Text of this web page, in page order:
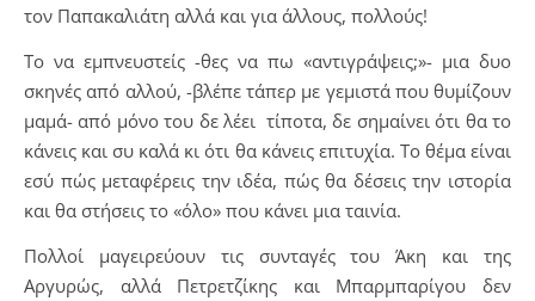
τον Παπακαλιάτη αλλά και για άλλους, πολλούς!
Το να εμπνευστείς -θες να πω «αντιγράψεις;»- μια δυο
σκηνές από αλλού, -βλέπε τάπερ με γεμιστά που θυμίζουν
μαμά- από μόνο του δε λέει τίποτα, δε σημαίνει ότι θα το
κάνεις και συ καλά κι ότι θα κάνεις επιτυχία. Το θέμα είναι
εσύ πώς μεταφέρεις την ιδέα, πώς θα δέσεις την ιστορία
και θα στήσεις το «όλο» που κάνει μια ταινία.
Πολλοί μαγειρεύουν τις συνταγές του Άκη και της
Αργυρώς, αλλά Πετρετζίκης και Μπαρμπαρίγου δεν